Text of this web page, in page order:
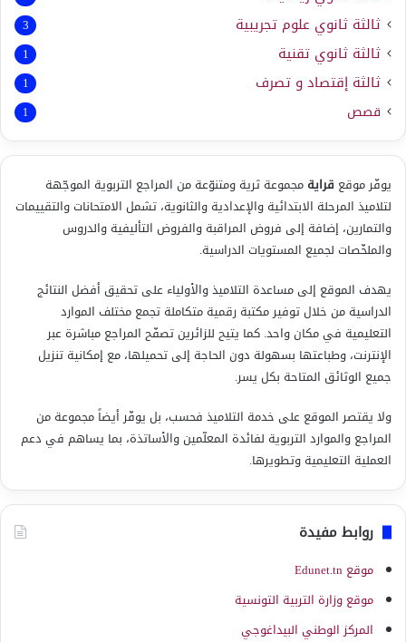
ثالثة ثانوي علوم تجريبية 3
ثالثة ثانوي تقنية 1
ثالثة إقتصاد و تصرف 1
قصص 1
يوفّر موقع قرايةمجموعة ثرية ومتنوّعة من المراجع التربوية الموجّهة
لتلاميذ المرحلة الابتدائية والإعدادية والثانوية، تشمل الامتحانات والتقييمات
والتمارين، إضافة إلى فروض المراقبة والفروض التأليفية والدروس
والملخّصات لجميع المستويات الدراسية.
يهدف الموقع إلى مساعدة التلاميذ والأولياء على تحقيق أفضل النتائج
الدراسية من خلال توفير مكتبة رقمية متكاملة تجمع مختلف الموارد
التعليمية في مكان واحد. كما يتيح للزائرين تصفّح المراجع مباشرة عبر
الإنترنت، وطباعتها بسهولة دون الحاجة إلى تحميلها، مع إمكانية تنزيل
جميع الوثائق المتاحة بكل يسر.
ولا يقتصر الموقع على خدمة التلاميذ فحسب، بل يوفّر أيضاً مجموعة من
المراجع والموارد التربوية لفائدة المعلّمين والأساتذة، بما يساهم في دعم
العملية التعليمية وتطويرها.
روابط مفيدة
موقع Edunet.tn
موقع وزارة التربية التونسية
المركز الوطني البيداغوجي